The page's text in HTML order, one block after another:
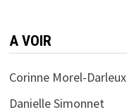
A VOIR
Corinne Morel-Darleux
Danielle Simonnet